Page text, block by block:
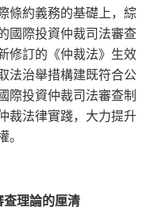
條約義務的基礎上，綜
國際投資仲裁司法審查
修訂的《仲裁法》生效
法治舉措構建既符合公
際投資仲裁司法審查制
裁法律實踐，大力提升
。
查理論的厘清